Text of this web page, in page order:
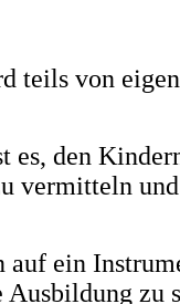
teils von
den
vermitteln
ein
zu